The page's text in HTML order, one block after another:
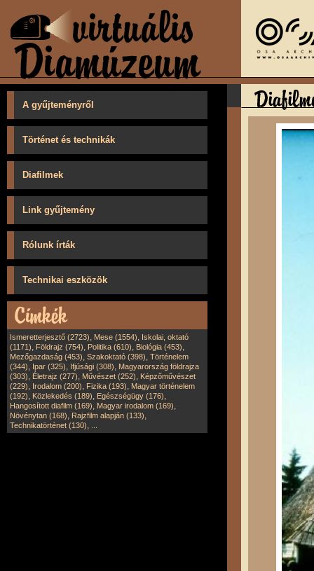
A gyűjteményről
Történet és technikák
Diafilmek
Link gyűjtemény
Rólunk írták
Technikai eszközök
Ismeretterjesztő (2723), Mese (1554), Iskolai, oktató
(1171), Földrajz (754), Politika (610), Biológia (453),
Mezőgazdaság (453), Szakoktató (398), Történelem
(344), Ipar (325), Ifjúsági (308), Magyarország földrajza
(303), Életrajz (277), Művészet (252), Képzőművészet
(229), Irodalom (200), Fizika (193), Magyar történelem
(192), Közlekedés (189), Egészségügy (176),
Hangosított diafilm (169), Magyar irodalom (169),
Növénytan (168), Rajzfilm alapján (133),
Technikatörténet (130),